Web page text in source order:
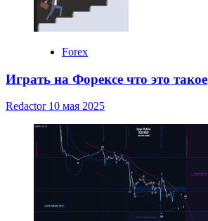
Forex
Играть на Форексе что это такое
Redactor 10 мая 2025